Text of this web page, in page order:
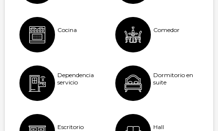
Cocina Comedor
Dependencia
servicio
Dormitorio en
suite
Escritorio Hall